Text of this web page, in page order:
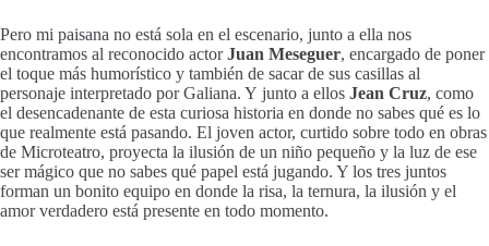
Pero mi paisana no está sola en el escenario, junto a ella nos
encontramos al reconocido actorJuan Meseguer, encargado de poner
el toque más humorístico y también de sacar de sus casillas al
personaje interpretado por Galiana. Y junto a ellos Jean Cruz, como
el desencadenante de esta curiosa historia en donde no sabes qué es lo
que realmente está pasando. El joven actor, curtido sobre todo en obras
de Microteatro, proyecta la ilusión de un niño pequeño y la luz de ese
ser mágico que no sabes qué papel está jugando. Y los tres juntos
forman un bonito equipo en donde la risa, la ternura, la ilusión y el
amor verdadero está presente en todo momento.